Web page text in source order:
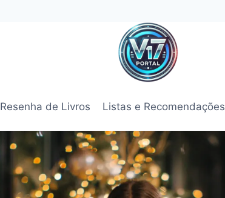
Resenha de Livros Listas e Recomendações